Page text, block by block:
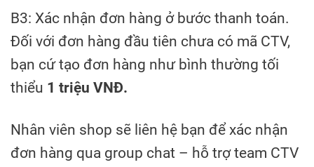
B3: Xác nhận đơn hàng ở bước thanh toán.
Đối với đơn hàng đầu tiên chưa có mã CTV,
bạn cứ tạo đơn hàng như bình thường tối
thiểu 1 triệu VNĐ.
Nhân viên shop sẽ liên hệ bạn để xác nhận
đơn hàng qua group chat – hỗ trợ team CTV